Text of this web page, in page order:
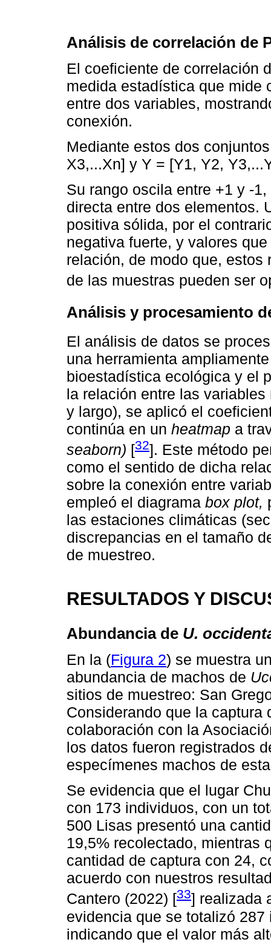
Análisis de correlación de
El coeficiente de correlación
medida estadística que mide
entre dos variables,
conexión.
Mediante estos dos
X3,...Xn] y Y = [Y1, Y2,
Su rango oscila entre +1 y -
directa entre dos elementos.
positiva sólida, por el
negativa fuerte, y valores
relación, de modo que,
de las muestras pueden ser
Análisis y procesamiento
El análisis de datos se
una herramienta
bioestadística ecológica y el
la relación entre las
y largo), se aplicó el
continúa en un heatmap a
seaborn) [32]. Este método
como el sentido de dicha
sobre la conexión entre
empleó el diagrama box plot,
las estaciones climáticas
discrepancias en el tamaño
de muestreo.
RESULTADOS Y
Abundancia de U.
En la (Figura 2) se muestra
abundancia de machos de
sitios de muestreo: San
Considerando que la captura
colaboración con la
los datos fueron registrados
especímenes machos de
Se evidencia que el lugar
con 173 individuos, con un
500 Lisas presentó una
19,5% recolectado, mientras
cantidad de captura con 24,
acuerdo con nuestros
Cantero (2022) [33] realizada
evidencia que se totalizó
indicando que el valor más